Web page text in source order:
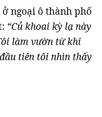
ở ngoại ô thành phố
“Củ khoai kỳ lạ này
làm vườn từ khi
tiên tôi nhìn thấy